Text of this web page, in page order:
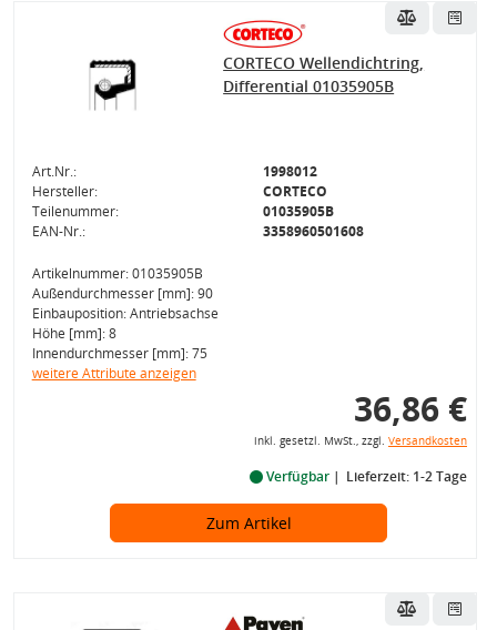
CORTECO Wellendichtring,
Differential 01035905B
Art.Nr.:
1998012
Hersteller:
CORTECO
Teilenummer:
01035905B
EAN-Nr.:
3358960501608
Artikelnummer: 01035905B
Außendurchmesser [mm]: 90
Einbauposition: Antriebsachse
Höhe [mm]: 8
Innendurchmesser [mm]: 75
weitere Attribute anzeigen
36,86 €
inkl. gesetzl. MwSt., zzgl. Versandkosten
Verfügbar Lieferzeit: 1-2 Tage
Zum Artikel